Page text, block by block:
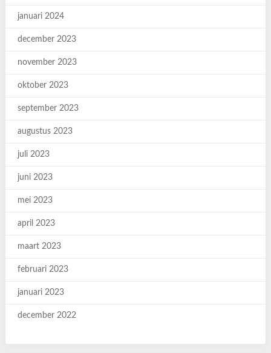
januari 2024
december 2023
november 2023
oktober 2023
september 2023
augustus 2023
juli 2023
juni 2023
mei 2023
april 2023
maart 2023
februari 2023
januari 2023
december 2022